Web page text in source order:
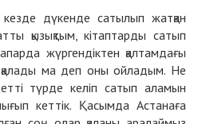
дүкенде сатылып жатқан
қызықтым, кітаптарды сатып
жүргендіктен қалтамдағы
қалады ма деп оны ойладым. Не
түрде келіп сатып аламын
кеттік. Қасымда Астанаға